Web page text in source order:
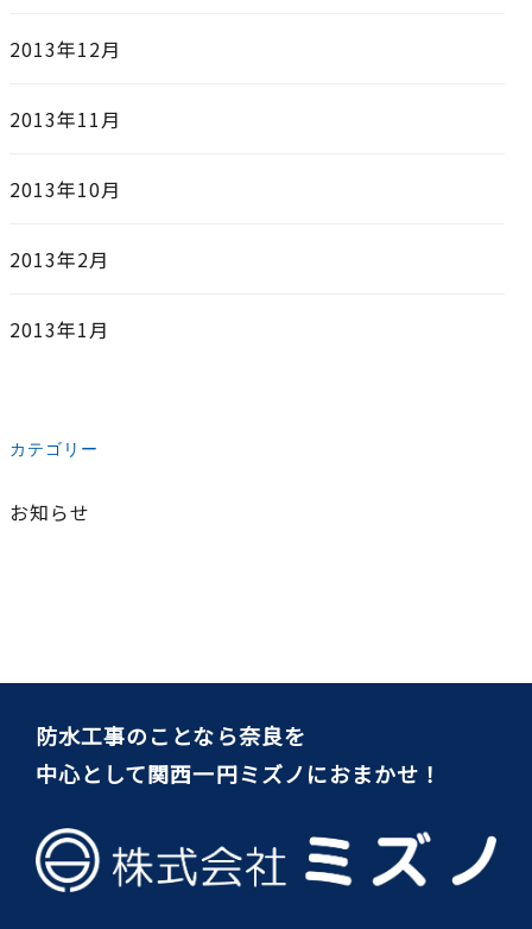
2013年12月
2013年11月
2013年10月
2013年2月
2013年1月
カテゴリー
お知らせ
防水工事のことなら奈良を
中心として関西一円ミズノにおまかせ！